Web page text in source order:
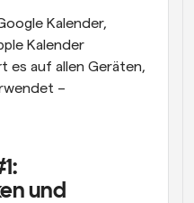
Kalender,
Kalender
es auf allen Geräten,
–
und